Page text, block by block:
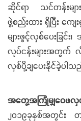
ဆိုင်ရာ သင်တန်းများ
ဖွဲ့စည်းထား ရှိပြီး က
များဖွင့်လှစ်ပေးခြ
လုပ်ငန်းများအတွက်
လှစ်ပို့ချပေးနိုင်ခဲ့ပါသ
အတွေ့အကြုံမျှဝေဖလှ
၂၀၁၉ခုနှစ်အတွင်း